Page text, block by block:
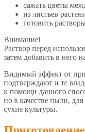
сажать цветы
из листьев
готовить
Внимание!
Раствор перед
затем добавить в него
Видимый эффект от
подтверждают и те
к помощи данного
но в качестве пыли,
сухие культуры.